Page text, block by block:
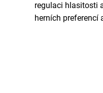
regulaci hlasitosti
herních preferencí